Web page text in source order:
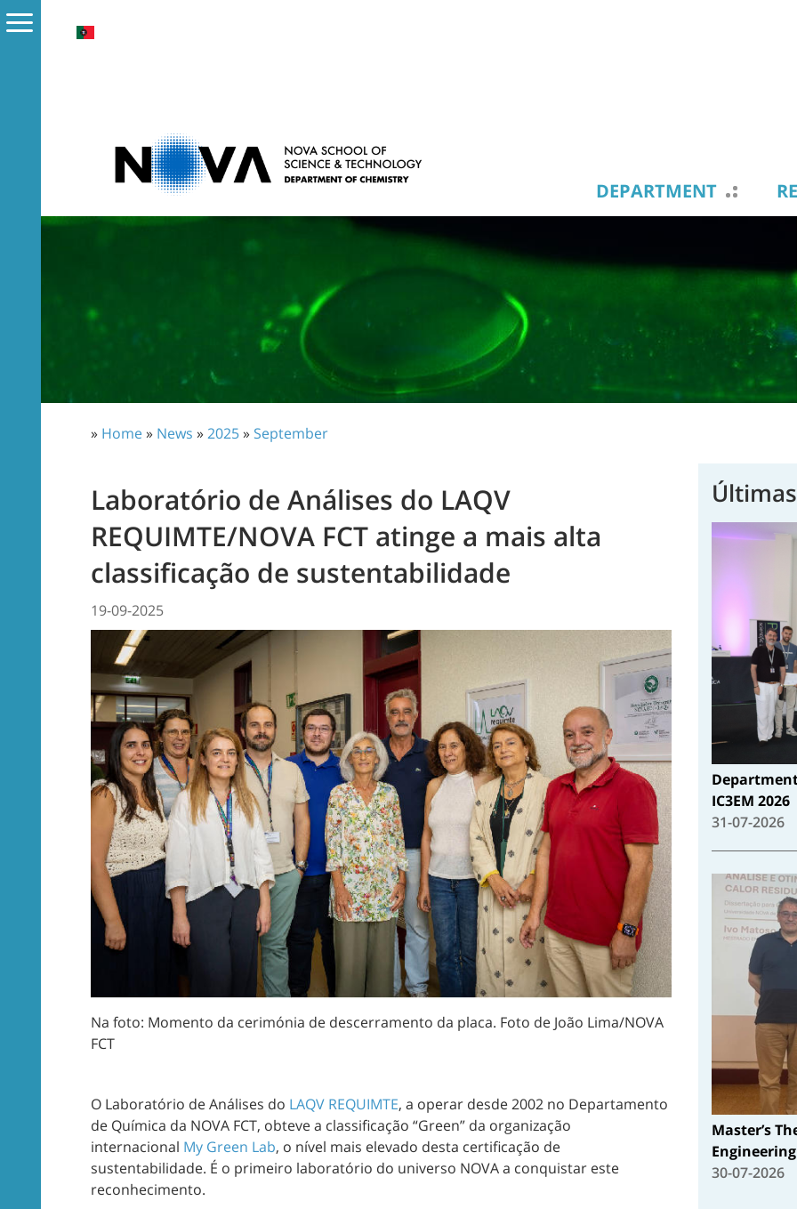
DEPARTMENT
» Home» News »2025» September
Laboratório de Análises do LAQV
REQUIMTE/NOVA FCT atinge a mais alta
classificação de sustentabilidade
19-09-2025
Na foto: Momento da cerimónia de descerramento da placa. Foto de João Lima/NOVA
FCT
O Laboratório de Análises do LAQV REQUIMTE, a operar desde 2002 no Departamento
de Química da NOVA FCT, obteve a classificação “Green” da organização
internacional My Green Lab, o nível mais elevado desta certificação de
sustentabilidade. É o primeiro laboratório do universo NOVA a conquistar este
reconhecimento.
IC3EM 2026
31-07-2026
Master’s
Engineering
30-07-2026